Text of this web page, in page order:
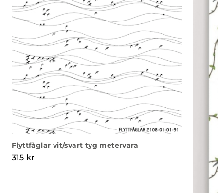
Flyttfåglar vit/svart tyg metervara
315 kr